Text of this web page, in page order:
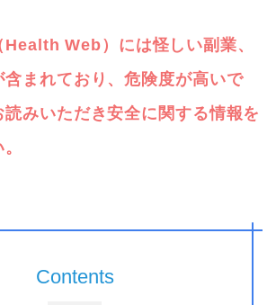
Web）には怪しい副業、
まれており、危険度が高いで
みいただき安全に関する情報を
Contents